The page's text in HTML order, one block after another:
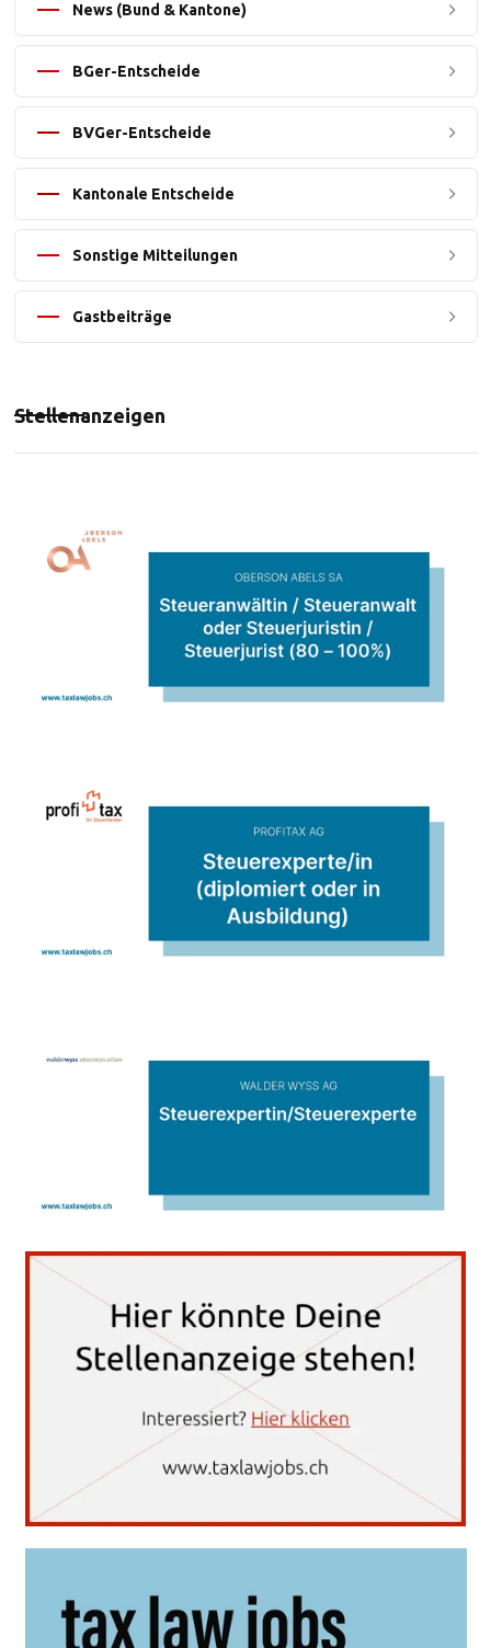
News (Bund & Kantone)
BGer-Entscheide
BVGer-Entscheide
Kantonale Entscheide
Sonstige Mitteilungen
Gastbeiträge
Stellenanzeigen